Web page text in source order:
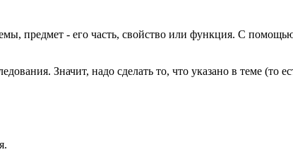
предмет - его часть, свойство или функция. С
Значит, надо сделать то, что указано в теме (то